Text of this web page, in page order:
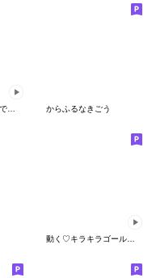
からふるなきごう
動く♡キラキラゴールドスマイル♡